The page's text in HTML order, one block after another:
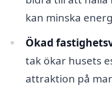
kan minska
Ökad
tak ökar husets
attraktion på